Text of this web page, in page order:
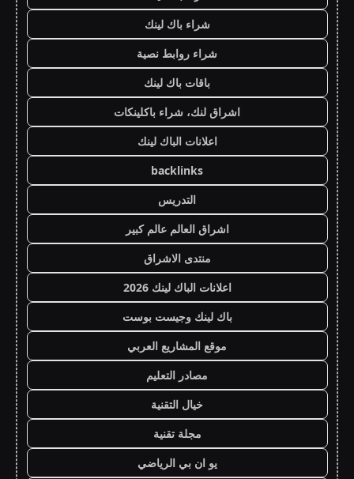
شراء باك لينك
شراء روابط نصية
باقات باك لينك
اشراق لنك، شراء باكلينكات
اعلانات الباك لينك
backlinks
التدريس
اشراق العالم عالم كبير
منتدى الاشراق
اعلانات الباك لينك 2026
باك لينك وجيست بوست
موقع المشاريع العربي
مصادر التعليم
خيال التقنية
مجلة تقنية
يو ان بي الرياضي